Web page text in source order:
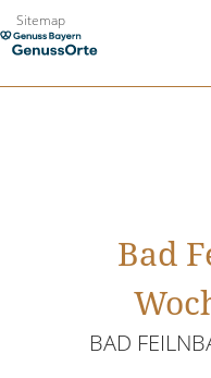
Zum
Inhalt
Sitemap
Bad
BAD